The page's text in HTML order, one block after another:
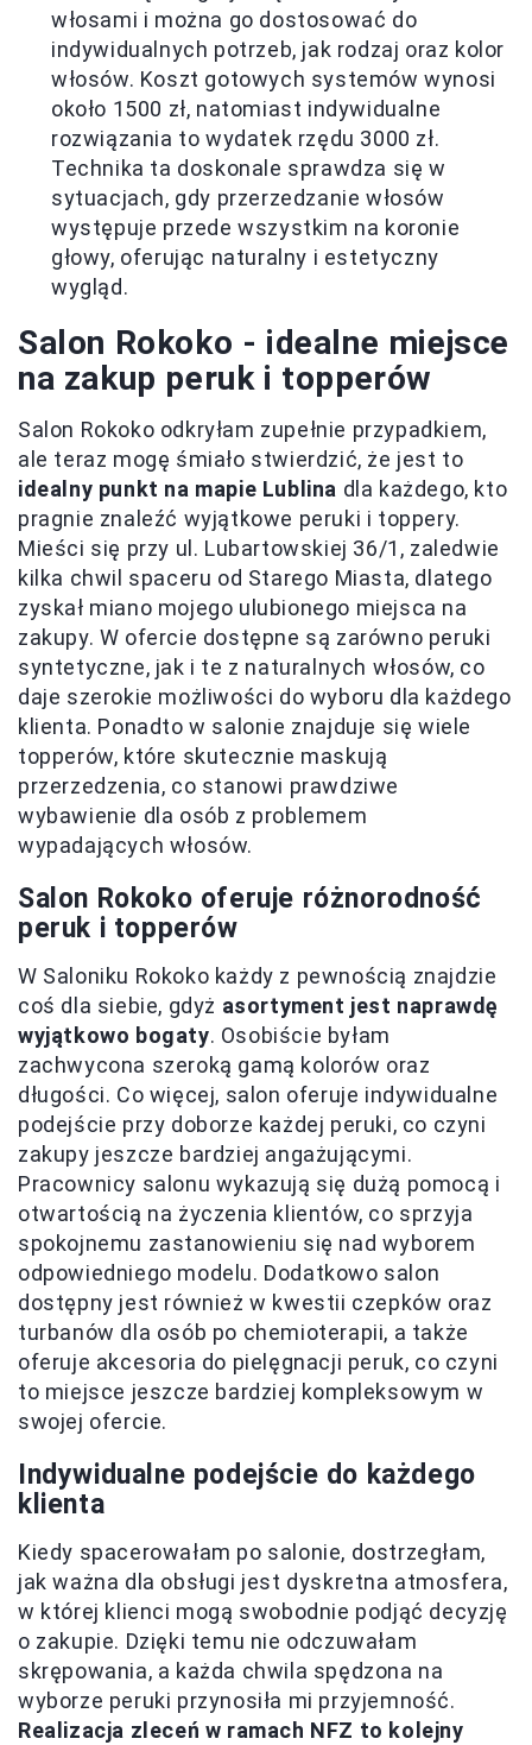
włosami i można go dostosować do
indywidualnych potrzeb, jak rodzaj oraz kolor
włosów. Koszt gotowych systemów wynosi
około 1500 zł, natomiast indywidualne
rozwiązania to wydatek rzędu 3000 zł.
Technika ta doskonale sprawdza się w
sytuacjach, gdy przerzedzanie włosów
występuje przede wszystkim na koronie
głowy, oferując naturalny i estetyczny
wygląd.
Salon Rokoko - idealne miejsce
na zakup peruk i topperów
Salon Rokoko odkryłam zupełnie przypadkiem,
ale teraz mogę śmiało stwierdzić, że jest to
idealny punkt na mapie Lublina dla każdego, kto
pragnie znaleźć wyjątkowe peruki i toppery.
Mieści się przy ul. Lubartowskiej 36/1, zaledwie
kilka chwil spaceru od Starego Miasta, dlatego
zyskał miano mojego ulubionego miejsca na
zakupy. W ofercie dostępne są zarówno peruki
syntetyczne, jak i te z naturalnych włosów, co
daje szerokie możliwości do wyboru dla każdego
klienta. Ponadto w salonie znajduje się wiele
topperów, które skutecznie maskują
przerzedzenia, co stanowi prawdziwe
wybawienie dla osób z problemem
wypadających włosów.
Salon Rokoko oferuje różnorodność
peruk i topperów
W Saloniku Rokoko każdy z pewnością znajdzie
coś dla siebie, gdyż asortyment jest naprawdę
wyjątkowo bogaty. Osobiście byłam
zachwycona szeroką gamą kolorów oraz
długości. Co więcej, salon oferuje indywidualne
podejście przy doborze każdej peruki, co czyni
zakupy jeszcze bardziej angażującymi.
Pracownicy salonu wykazują się dużą pomocą i
otwartością na życzenia klientów, co sprzyja
spokojnemu zastanowieniu się nad wyborem
odpowiedniego modelu. Dodatkowo salon
dostępny jest również w kwestii czepków oraz
turbanów dla osób po chemioterapii, a także
oferuje akcesoria do pielęgnacji peruk, co czyni
to miejsce jeszcze bardziej kompleksowym w
swojej ofercie.
Indywidualne podejście do każdego
klienta
Kiedy spacerowałam po salonie, dostrzegłam,
jak ważna dla obsługi jest dyskretna atmosfera,
w której klienci mogą swobodnie podjąć decyzję
o zakupie. Dzięki temu nie odczuwałam
skrępowania, a każda chwila spędzona na
wyborze peruki przynosiła mi przyjemność.
Realizacja zleceń w ramach NFZ to kolejny